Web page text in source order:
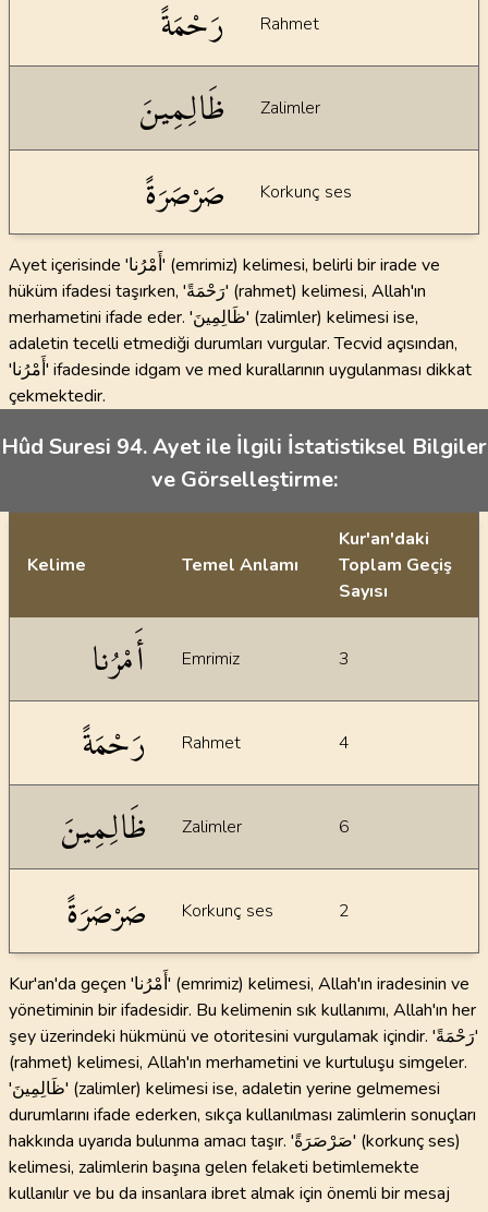
رَحْمَةً Rahmet
ظَالِمِينَ Zalimler
صَرْصَرَةً Korkunç ses
Ayet içerisinde 'أَمْرُنا' (emrimiz) kelimesi, belirli bir irade ve
hüküm ifadesi taşırken, 'رَحْمَةً' (rahmet) kelimesi, Allah'ın
merhametini ifade eder. 'ظَالِمِينَ' (zalimler) kelimesi ise,
adaletin tecelli etmediği durumları vurgular. Tecvid açısından,
'أَمْرُنا' ifadesinde idgam ve med kurallarının uygulanması dikkat
çekmektedir.
Hûd Suresi 94. Ayet ile İlgili İstatistiksel Bilgiler
ve Görselleştirme:
Kelime Temel Anlamı
Kur'an'daki
Toplam Geçiş
Sayısı
أَمْرُنا Emrimiz 3
رَحْمَةً Rahmet 4
ظَالِمِينَ Zalimler 6
صَرْصَرَةً Korkunç ses 2
Kur'an'da geçen 'أَمْرُنا' (emrimiz) kelimesi, Allah'ın iradesinin ve
yönetiminin bir ifadesidir. Bu kelimenin sık kullanımı, Allah'ın her
şey üzerindeki hükmünü ve otoritesini vurgulamak içindir. 'رَحْمَةً'
(rahmet) kelimesi, Allah'ın merhametini ve kurtuluşu simgeler.
'ظَالِمِينَ' (zalimler) kelimesi ise, adaletin yerine gelmemesi
durumlarını ifade ederken, sıkça kullanılması zalimlerin sonuçları
hakkında uyarıda bulunma amacı taşır. 'صَرْصَرَةً' (korkunç ses)
kelimesi, zalimlerin başına gelen felaketi betimlemekte
kullanılır ve bu da insanlara ibret almak için önemli bir mesaj